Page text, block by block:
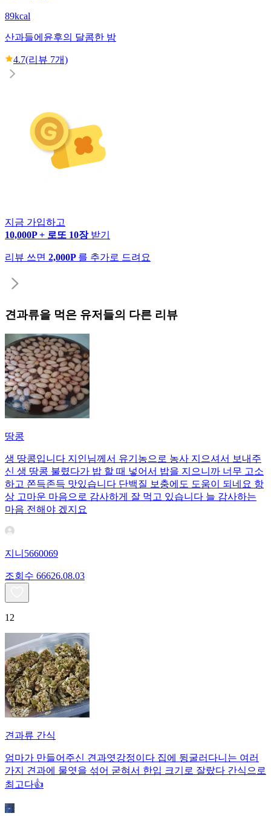
89kcal
산과들에 윤후의 달콤한 밤
4.7(리뷰 7개)
지금 가입하고
10,000P + 로또 10장 받기
리뷰 쓰면 2,000P 를 추가로 드려요
견과류을 먹은 유저들의 다른 리뷰
땅콩
생 땅콩입니다 지인님께서 유기농으로 농사 지으셔서 보내주
신 생 땅콩 불렸다가 밥 할 때 넣어서 밥을 지으니까 너무 고소
하고 쫀득존득 맛있습니다 단백질 보충에도 도움이 되네요 항
상 고마운 마음으로 감사하게 잘 먹고 있습니다 늘 감사하는
마음 전해야 겠지요
지니5660069
조회수 66626.08.03
12
견과류 간식
엄마가 만들어주신 견과엿강정이다 집에 뒹굴러다니는 여러
가지 견과에 물엿을 섞어 굳혀서 한입 크기로 잘랐다 간식으로
최고다👍